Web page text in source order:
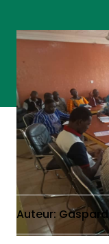
Auteur: Gaspard